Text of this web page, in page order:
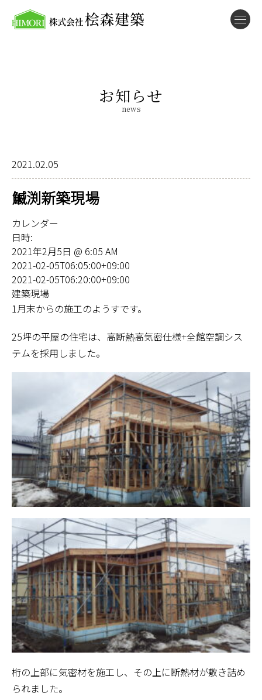
お知らせ
news
2021.02.05
鰄渕新築現場
カレンダー
日時:
2021年2月5日 @ 6:05 AM
2021-02-05T06:05:00+09:00
2021-02-05T06:20:00+09:00
建築現場
1月末からの施工のようすです。
25坪の平屋の住宅は、高断熱高気密仕様+全館空調シス
テムを採用しました。
桁の上部に気密材を施工し、その上に断熱材が敷き詰め
られました。